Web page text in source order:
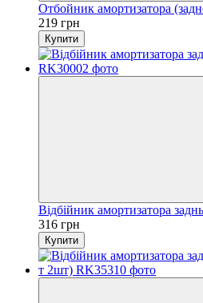
Отбойник амортизатора
219 грн
Купити
Відбійник амортизатора
316 грн
Купити